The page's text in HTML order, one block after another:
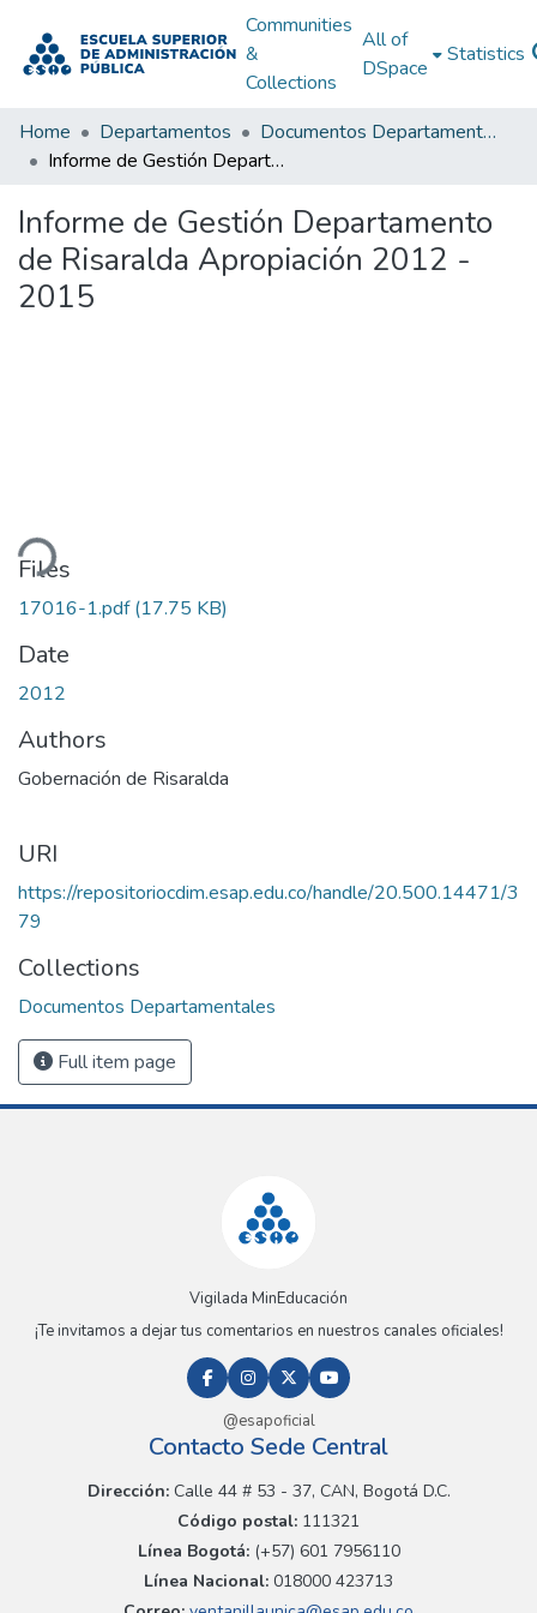
Communities
&
Collections
All of
DSpace
Statistics
Home Departamentos
Documentos Departamentales
Informe de Gestión Departamento de Risaralda Apropiación 2012 - 2015
Informe de Gestión Departamento
de Risaralda Apropiación 2012 -
2015
Files
17016-1.pdf(17.75 KB)
Date
2012
Authors
Gobernación de Risaralda
URI
https://repositoriocdim.esap.edu.co/handle/20.500.14471/3
79
Collections
Documentos Departamentales
Full item page
Vigilada MinEducación
¡Te invitamos a dejar tus comentarios en nuestros canales oficiales!
@esapoficial
Contacto Sede Central
Dirección:Calle 44 # 53 - 37, CAN, Bogotá D.C.
Código postal: 111321
Línea Bogotá:(+57) 601 7956110
Línea Nacional: 018000 423713